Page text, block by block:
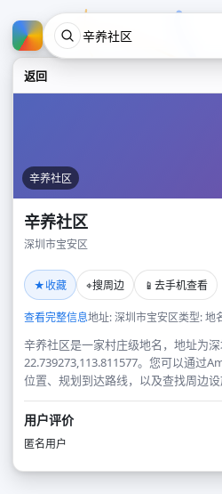
返回
辛养社区
辛养社区
深圳市宝安区
★收藏 ⌖搜周边 📱 去手机查看
查看完整信息地址: 深圳市宝安区类型: 地
辛养社区是一家村庄级地名，地址为深
22.739273,113.811577。您可以通过
位置、规划到达路线，以及查找周边设
用户评价
匿名用户